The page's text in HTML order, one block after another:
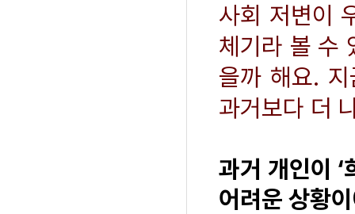
사회 저변이
체기라 볼 수
을까 해요.
과거보다 더
과거 개인이
어려운 상황